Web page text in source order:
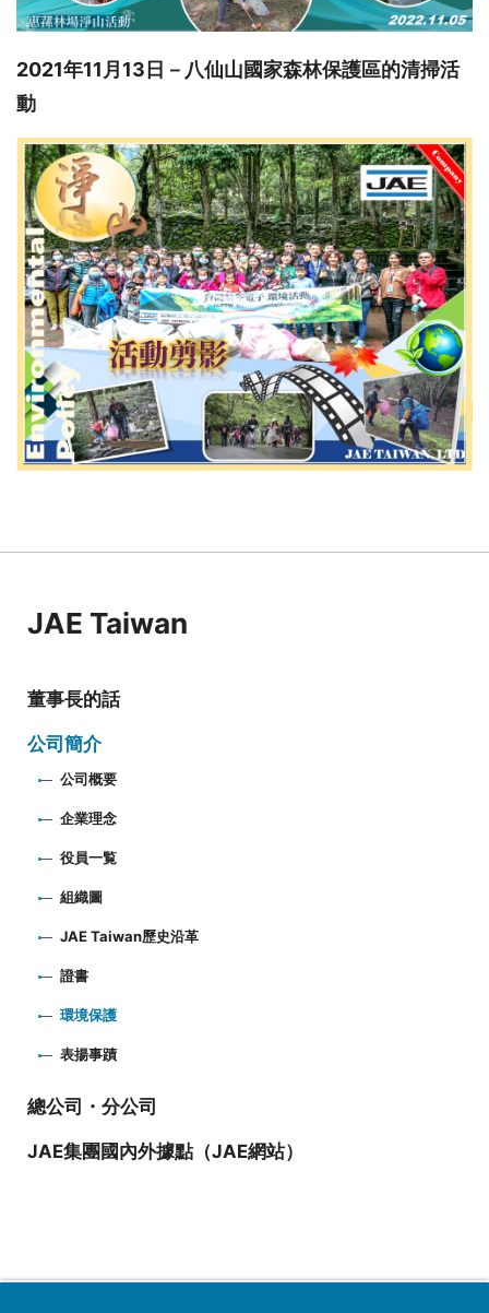
2021年11月13日－八仙山國家森林保護區的清掃活
動
JAE Taiwan
董事長的話
公司簡介
公司概要
企業理念
役員一覧
組織圖
JAE Taiwan歷史沿革
證書
環境保護
表揚事蹟
總公司・分公司
JAE集團國內外據點（JAE網站）